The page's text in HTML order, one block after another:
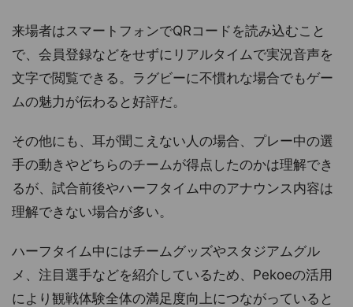
来場者はスマートフォンでQRコードを読み込むこと
で、会員登録などをせずにリアルタイムで実況音声を
文字で閲覧できる。ラグビーに不慣れな場合でもゲー
ムの魅力が伝わると好評だ。
その他にも、耳が聞こえない人の場合、プレー中の選
手の動きやどちらのチームが得点したのかは理解でき
るが、試合前後やハーフタイム中のアナウンス内容は
理解できない場合が多い。
ハーフタイム中にはチームグッズやスタジアムグル
メ、注目選手などを紹介しているため、Pekoeの活用
により観戦体験全体の満足度向上につながっていると